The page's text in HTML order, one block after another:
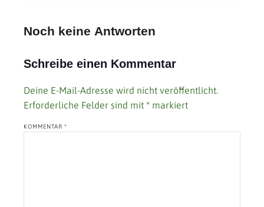
Noch keine Antworten
Schreibe einen Kommentar
Deine E-Mail-Adresse wird nicht veröffentlicht.
Erforderliche Felder sind mit * markiert
KOMMENTAR *